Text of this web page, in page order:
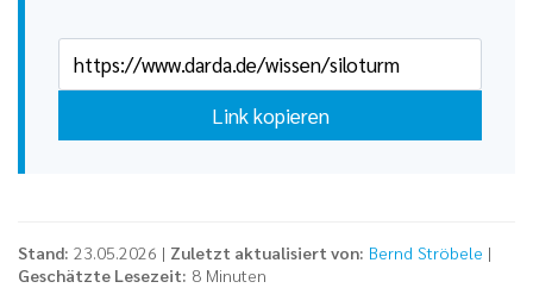
Link kopieren
Stand: 23.05.2026 | Zuletzt aktualisiert von: Bernd Ströbele |
Geschätzte Lesezeit: 8 Minuten